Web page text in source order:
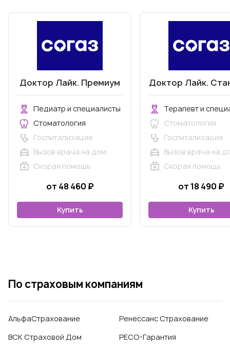
Доктор Лайк. Премиум
Педиатр и специалисты
Стоматология
Госпитализация
Вызов врача на дом
Скорая помощь
от 48 460 ₽
Купить
Доктор Лайк.
Терапевт и
Стоматология
Госпитализация
Вызов врача на
Скорая помощь
от 18 490 ₽
Купить
По страховым компаниям
АльфаСтрахование
ВСК Страховой Дом
Ренессанс Страхование
РЕСО-Гарантия